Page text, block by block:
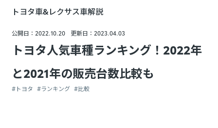
トヨタ車&レクサス車解説
公開日：2022.10.20 更新日：2023.04.03
トヨタ人気車種ランキング！2022年
と2021年の販売台数比較も
#トヨタ #ランキング #比較